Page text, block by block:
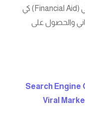
يمكنك تقديم طلب الحصول على دعم مالي (Financial Aid) كي
والحصول على
Search Engine
Viral